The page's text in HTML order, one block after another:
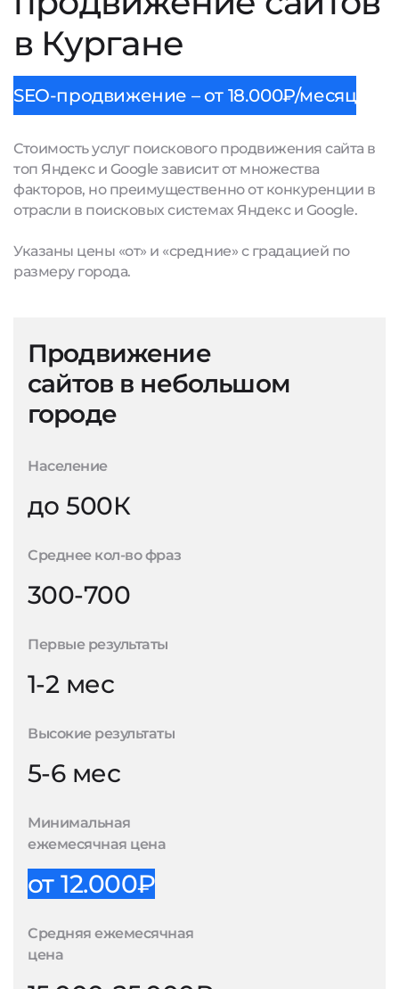
в Кургане
SEO-продвижение – от 18.000₽/месяц
Стоимость услуг поискового продвижения сайта в
топ Яндекс и Google зависит от множества
факторов, но преимущественно от конкуренции в
отрасли в поисковых системах Яндекс и Google.
Указаны цены «от» и «средние» с градацией по
размеру города.
Продвижение
сайтов в небольшом
городе
Население
до 500К
Среднее кол-во фраз
300-700
Первые результаты
1-2 мес
Высокие результаты
5-6 мес
Минимальная
ежемесячная цена
от 12.000₽
Средняя ежемесячная
цена